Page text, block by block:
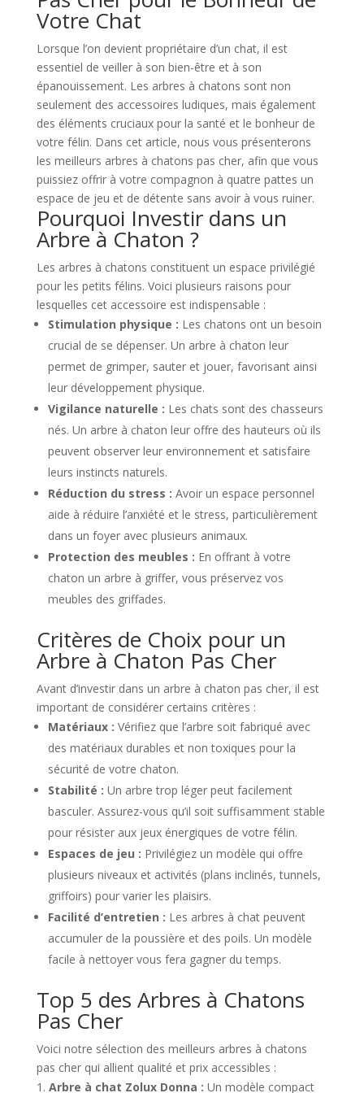
Votre Chat
Lorsque l’on devient propriétaire d’un chat, il est
essentiel de veiller à son bien-être et à son
épanouissement. Les arbres à chatons sont non
seulement des accessoires ludiques, mais également
des éléments cruciaux pour la santé et le bonheur de
votre félin. Dans cet article, nous vous présenterons
les meilleurs arbres à chatons pas cher, afin que vous
puissiez offrir à votre compagnon à quatre pattes un
espace de jeu et de détente sans avoir à vous ruiner.
Pourquoi Investir dans un
Arbre à Chaton ?
Les arbres à chatons constituent un espace privilégié
pour les petits félins. Voici plusieurs raisons pour
lesquelles cet accessoire est indispensable :
Stimulation physique : Les chatons ont un besoin
crucial de se dépenser. Un arbre à chaton leur
permet de grimper, sauter et jouer, favorisant ainsi
leur développement physique.
Vigilance naturelle : Les chats sont des chasseurs
nés. Un arbre à chaton leur offre des hauteurs où ils
peuvent observer leur environnement et satisfaire
leurs instincts naturels.
Réduction du stress : Avoir un espace personnel
aide à réduire l’anxiété et le stress, particulièrement
dans un foyer avec plusieurs animaux.
Protection des meubles : En offrant à votre
chaton un arbre à griffer, vous préservez vos
meubles des griffades.
Critères de Choix pour un
Arbre à Chaton Pas Cher
Avant d’investir dans un arbre à chaton pas cher, il est
important de considérer certains critères :
Matériaux : Vérifiez que l’arbre soit fabriqué avec
des matériaux durables et non toxiques pour la
sécurité de votre chaton.
Stabilité : Un arbre trop léger peut facilement
basculer. Assurez-vous qu’il soit suffisamment stable
pour résister aux jeux énergiques de votre félin.
Espaces de jeu : Privilégiez un modèle qui offre
plusieurs niveaux et activités (plans inclinés, tunnels,
griffoirs) pour varier les plaisirs.
Facilité d’entretien : Les arbres à chat peuvent
accumuler de la poussière et des poils. Un modèle
facile à nettoyer vous fera gagner du temps.
Top 5 des Arbres à Chatons
Pas Cher
Voici notre sélection des meilleurs arbres à chatons
pas cher qui allient qualité et prix accessibles :
Arbre à chat Zolux Donna : Un modèle compact